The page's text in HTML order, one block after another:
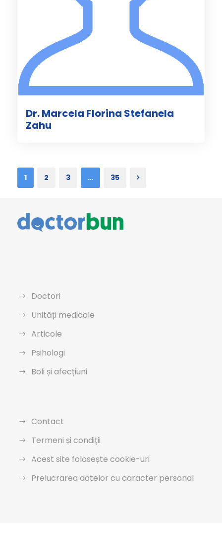
Dr. Marcela Florina Stefanela
Zahu
1 2 3 … 35
Doctori
Unități medicale
Articole
Psihologi
Boli și afecțiuni
Contact
Termeni și condiții
Acest site folosește cookie-uri
Prelucrarea datelor cu caracter personal